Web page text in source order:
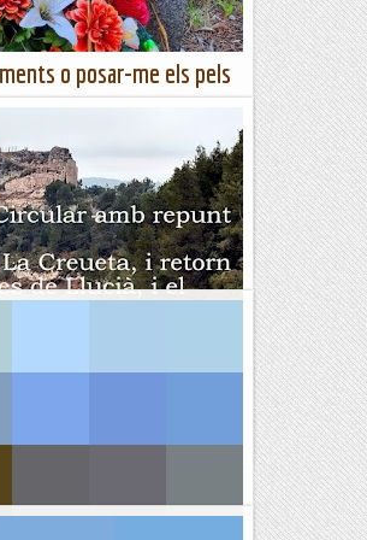
o posar-me els pels
un tomb per les tombes
Històrica no gaire coneguts per
en comú, molts elements,